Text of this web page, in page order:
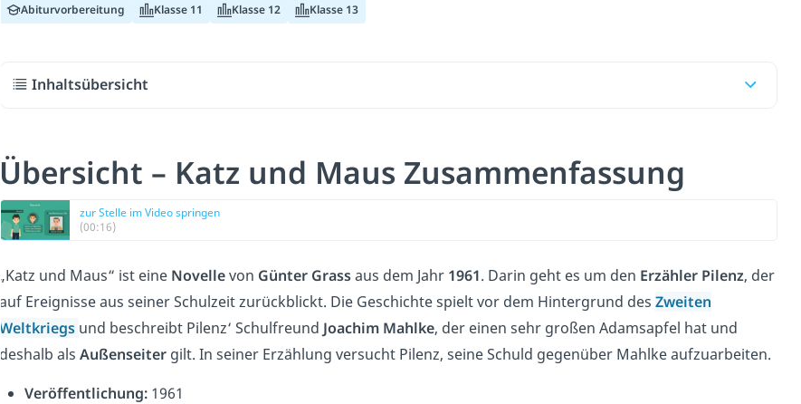
Abiturvorbereitung Klasse 11 Klasse 12 Klasse 13
Inhaltsübersicht
Übersicht – Katz und Maus Zusammenfassung
zur Stelle im Video springen
(00:16)
„Katz und Maus“ ist eine Novellevon Günter Grassaus dem Jahr 1961. Darin geht es um den Erzähler Pilenz, der
auf Ereignisse aus seiner Schulzeit zurückblickt. Die Geschichte spielt vor dem Hintergrund des Zweiten
Weltkriegs und beschreibt Pilenz‘ Schulfreund Joachim Mahlke, der einen sehr großen Adamsapfel hat und
deshalb als Außenseiter gilt. In seiner Erzählung versucht Pilenz, seine Schuld gegenüber Mahlke aufzuarbeiten.
Veröffentlichung: 1961